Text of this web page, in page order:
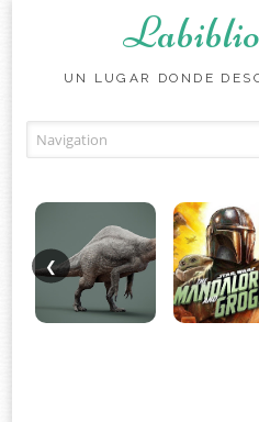
UN LUGAR DONDE
❮